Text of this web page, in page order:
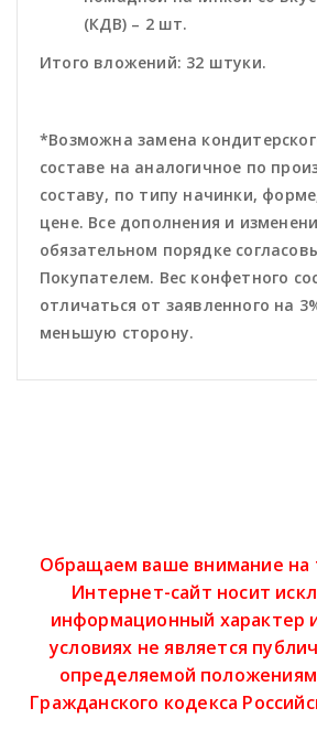
(КДВ) – 2 шт.
Итого вложений: 32 штуки.
*Возможна замена
составе на аналогичное по
составу, по типу начинки,
цене. Все дополнения и
обязательном порядке
Покупателем. Вес конфетного
отличаться от заявленного на
меньшую сторону.
Обращаем ваше внимание на
Интернет-сайт носит
информационный характер
условиях не является
определяемой
Гражданского кодекса